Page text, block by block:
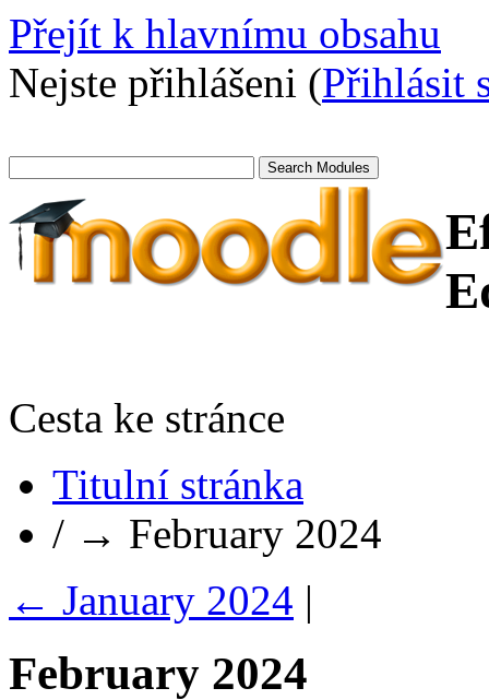
Přejít k hlavnímu obsahu
Nejste přihlášeni (Přihlásit
Cesta ke stránce
Titulní stránka
/ → February 2024
← January 2024 |
February 2024